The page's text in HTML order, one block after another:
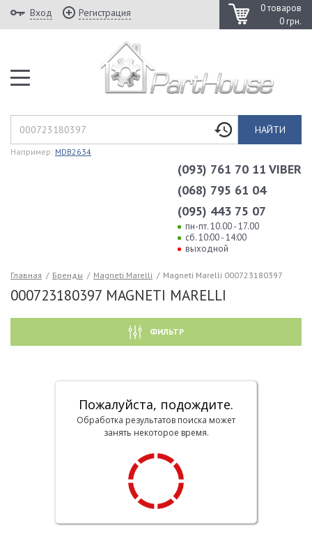
0 товаров
0 грн.
Вход Регистрация
НАЙТИ
Например: MDB2634
(093) 761 70 11 VIBER
(068) 795 61 04
(095) 443 75 07
пн-пт. 10.00 - 17.00
сб. 10:00 - 14:00
выходной
Главная / Бренды / Magneti Marelli / Magneti Marelli 000723180397
000723180397 MAGNETI MARELLI
ФИЛЬТР
Пожалуйста, подождите.
Обработка результатов поиска может
занять некоторое время.